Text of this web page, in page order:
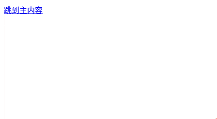
跳到主内容